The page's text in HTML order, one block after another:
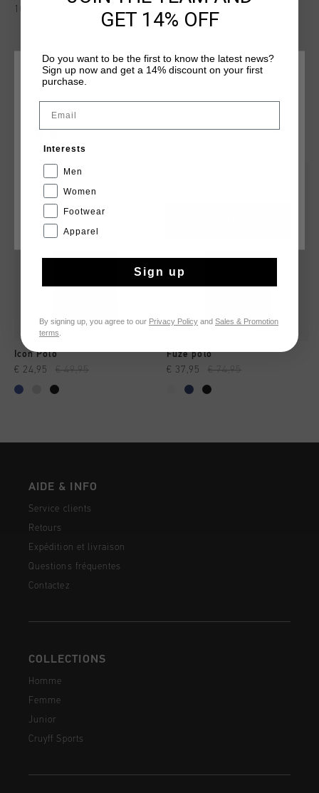
TU POURRAIS AIMER
Icon Polo
€ 24,95 € 49,95
Fuze polo
€ 37,95 € 74,95
AIDE & INFO
Service clients
Retours
Expédition et livraison
Questions fréquentes
Contactez
COLLECTIONS
Homme
Femme
Junior
Cruyff Sports
CHOISISSEZ VOTRE EMPLACEMENT ET VOTRE
France
GET 14% OFF
Do you want to be the first to know the latest news?
Sign up now and get a 14% discount on your first
purchase.
Interests
Men
Women
Footwear
Apparel
Sign up
By signing up, you agree to our Privacy Policy and Sales & Promotion
terms